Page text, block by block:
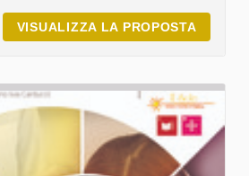
VISUALIZZA LA PROPOSTA